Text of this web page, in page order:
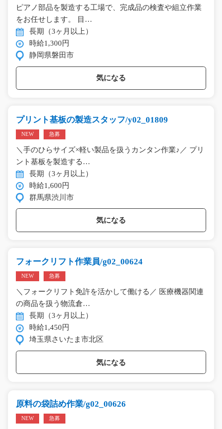
ピアノ部品を製造する工場で、完成品の検査や組立作業
をお任せします。 目…
長期（3ヶ月以上）
時給1,300円
静岡県磐田市
気になる
プリント基板の製造スタッフ/y02_01809
NEW 急募
＼手のひらサイズ×軽い製品を扱うカンタン作業♪／ プリ
ント基板を製造する…
長期（3ヶ月以上）
時給1,600円
群馬県渋川市
気になる
フォークリフト作業員/g02_00624
NEW 急募
＼フォークリフト免許を活かして働ける／ 医療機器関連
の商品を扱う物流倉…
長期（3ヶ月以上）
時給1,450円
埼玉県さいたま市北区
気になる
原料の袋詰め作業/g02_00626
NEW 急募